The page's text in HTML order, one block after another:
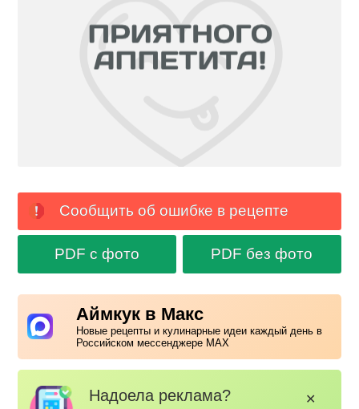
Сообщить об ошибке в рецепте
PDF с фото PDF без фото
Аймкук в Макс
Новые рецепты и кулинарные идеи каждый день в
Российском мессенджере MAX
Надоела реклама? ✕